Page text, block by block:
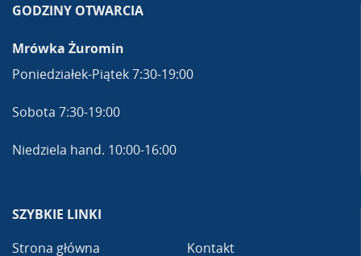
GODZINY OTWARCIA
Mrówka Żuromin
Poniedziałek-Piątek 7:30-19:00
Sobota 7:30-19:00
Niedziela hand. 10:00-16:00
SZYBKIE LINKI
Strona główna
Kontakt